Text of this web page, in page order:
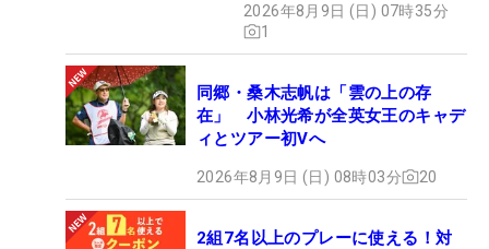
2026年8月9日 (日) 07時35分
1
同郷・桑木志帆は「雲の上の存
在」 小林光希が全英女王のキャデ
ィとツアー初Vへ
2026年8月9日 (日) 08時03分 20
2組7名以上のプレーに使える！対